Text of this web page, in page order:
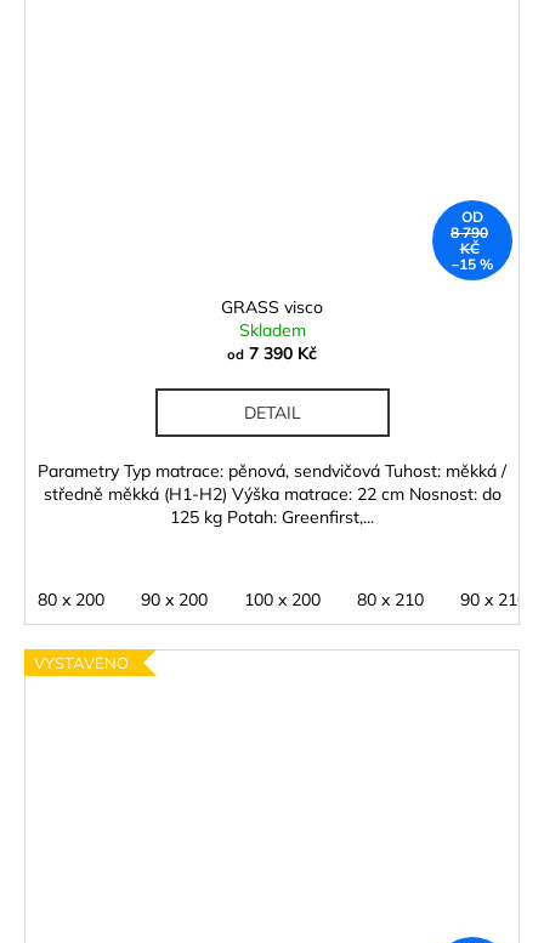
OD
8 790
KČ
–15 %
GRASS visco
Skladem
od 7 390 Kč
DETAIL
Parametry Typ matrace: pěnová, sendvičová Tuhost: měkká /
středně měkká (H1-H2) Výška matrace: 22 cm Nosnost: do
125 kg Potah: Greenfirst,...
80 x 200 90 x 200 100 x 200 80 x 210 90 x 210
VYSTAVENO